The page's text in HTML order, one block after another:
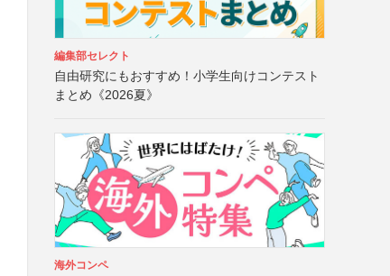
編集部セレクト
自由研究にもおすすめ！小学生向けコンテスト
まとめ《2026夏》
海外コンペ